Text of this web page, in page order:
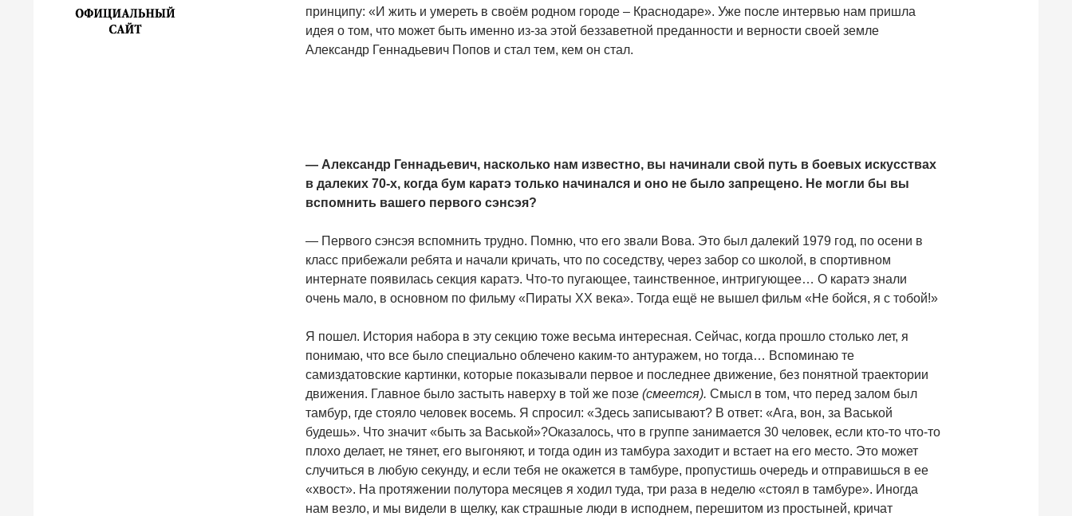
принципу: «И жить и умереть в своём родном городе – Краснодаре». Уже после интервью нам пришла
идея о том, что может быть именно из-за этой беззаветной преданности и верности своей земле
Александр Геннадьевич Попов и стал тем, кем он стал.
— Александр Геннадьевич, насколько нам известно, вы начинали свой путь в боевых искусствах
в далеких 70-х, когда бум каратэ только начинался и оно не было запрещено. Не могли бы вы
вспомнить вашего первого сэнсэя?
— Первого сэнсэя вспомнить трудно. Помню, что его звали Вова. Это был далекий 1979 год, по осени в
класс прибежали ребята и начали кричать, что по соседству, через забор со школой, в спортивном
интернате появилась секция каратэ. Что-то пугающее, таинственное, интригующее… О каратэ знали
очень мало, в основном по фильму «Пираты XX века». Тогда ещё не вышел фильм «Не бойся, я с тобой!»
Я пошел. История набора в эту секцию тоже весьма интересная. Сейчас, когда прошло столько лет, я
понимаю, что все было специально облечено каким-то антуражем, но тогда… Вспоминаю те
самиздатовские картинки, которые показывали первое и последнее движение, без понятной траектории
движения. Главное было застыть наверху в той же позе (смеется). Смысл в том, что перед залом был
тамбур, где стояло человек восемь. Я спросил: «Здесь записывают? В ответ: «Ага, вон, за Васькой
будешь». Что значит «быть за Васькой»?Оказалось, что в группе занимается 30 человек, если кто-то что-то
плохо делает, не тянет, его выгоняют, и тогда один из тамбура заходит и встает на его место. Это может
случиться в любую секунду, и если тебя не окажется в тамбуре, пропустишь очередь и отправишься в ее
«хвост». На протяжении полутора месяцев я ходил туда, три раза в неделю «стоял в тамбуре». Иногда
нам везло, и мы видели в щелку, как страшные люди в исподнем, перешитом из простыней, кричат